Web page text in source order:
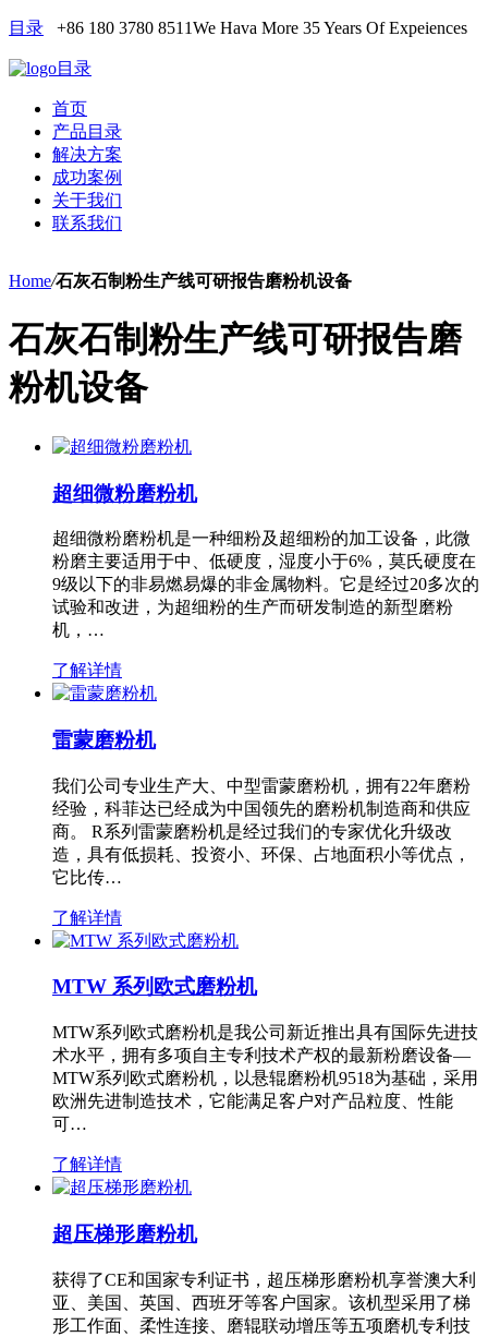
目录 +86 180 3780 8511We Hava More 35 Years Of Expeiences
目录
首页
产品目录
解决方案
成功案例
关于我们
联系我们
Home/石灰石制粉生产线可研报告磨粉机设备
石灰石制粉生产线可研报告磨
粉机设备
超细微粉磨粉机
超细微粉磨粉机是一种细粉及超细粉的加工设备，此微
粉磨主要适用于中、低硬度，湿度小于6%，莫氏硬度在
9级以下的非易燃易爆的非金属物料。它是经过20多次的
试验和改进，为超细粉的生产而研发制造的新型磨粉
机，…
了解详情
雷蒙磨粉机
我们公司专业生产大、中型雷蒙磨粉机，拥有22年磨粉
经验，科菲达已经成为中国领先的磨粉机制造商和供应
商。 R系列雷蒙磨粉机是经过我们的专家优化升级改
造，具有低损耗、投资小、环保、占地面积小等优点，
它比传…
了解详情
MTW 系列欧式磨粉机
MTW系列欧式磨粉机是我公司新近推出具有国际先进技
术水平，拥有多项自主专利技术产权的最新粉磨设备—
MTW系列欧式磨粉机，以悬辊磨粉机9518为基础，采用
欧洲先进制造技术，它能满足客户对产品粒度、性能
可…
了解详情
超压梯形磨粉机
获得了CE和国家专利证书，超压梯形磨粉机享誉澳大利
亚、美国、英国、西班牙等客户国家。该机型采用了梯
形工作面、柔性连接、磨辊联动增压等五项磨机专利技